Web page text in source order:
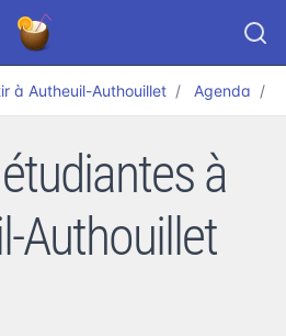
à Autheuil-Authouillet Agenda
à
Authouillet